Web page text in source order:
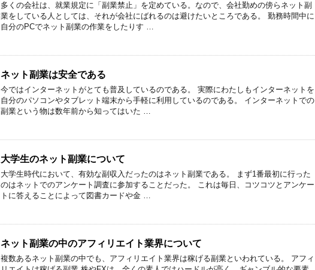
多くの会社は、就業規定に「副業禁止」を定めている。なので、会社勤めの傍らネット副
業をしている人としては、それが会社にばれるのは避けたいところである。 勤務時間中に
自分のPCでネット副業の作業をしたりす …
ネット副業は安全である
今ではインターネットがとても普及しているのである。 実際にわたしもインターネットを
自分のパソコンやタブレット端末から手軽に利用しているのである。 インターネットでの
副業という物は数年前から知ってはいた …
大学生のネット副業について
大学生時代において、有効な副収入だったのはネット副業である。 まず1番最初に行った
のはネットでのアンケート調査に参加することだった。 これは毎日、コツコツとアンケー
トに答えることによって図書カードや金 …
ネット副業の中のアフィリエイト業界について
複数あるネット副業の中でも、アフィリエイト業界は稼げる副業といわれている。 アフィ